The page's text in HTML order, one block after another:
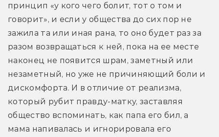
принцип «у кого чего болит, тот о том и
говорит», и если у общества до сих пор не
зажила та или иная рана, то оно будет раз за
разом возвращаться к ней, пока на ее месте
наконец не появится шрам, заметный или
незаметный, но уже не причиняющий боли и
дискомфорта. И в отличие от реализма,
который рубит правду-матку, заставляя
общество вспоминать, как папа его бил, а
мама напивалась и игнорировала его